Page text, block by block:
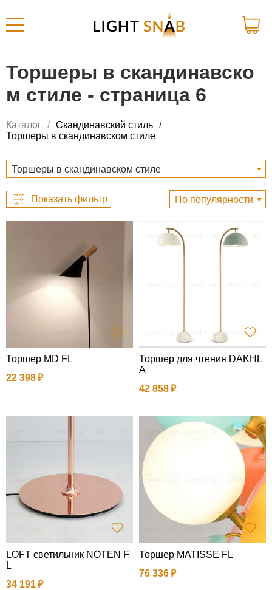
Торшеры в скандинавско
м стиле - страница 6
Каталог
Скандинавский стиль
Торшеры в скандинавском стиле
Торшеры в скандинавском стиле
По популярности
Торшер MD FL
22 398
Торшер для чтения DAKHL
A
42 858
LOFT светильник NOTEN F
L
34 191
Торшер MATISSE FL
76 336